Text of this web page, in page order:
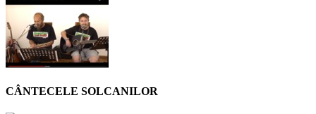
CÂNTECELE SOLCANILOR